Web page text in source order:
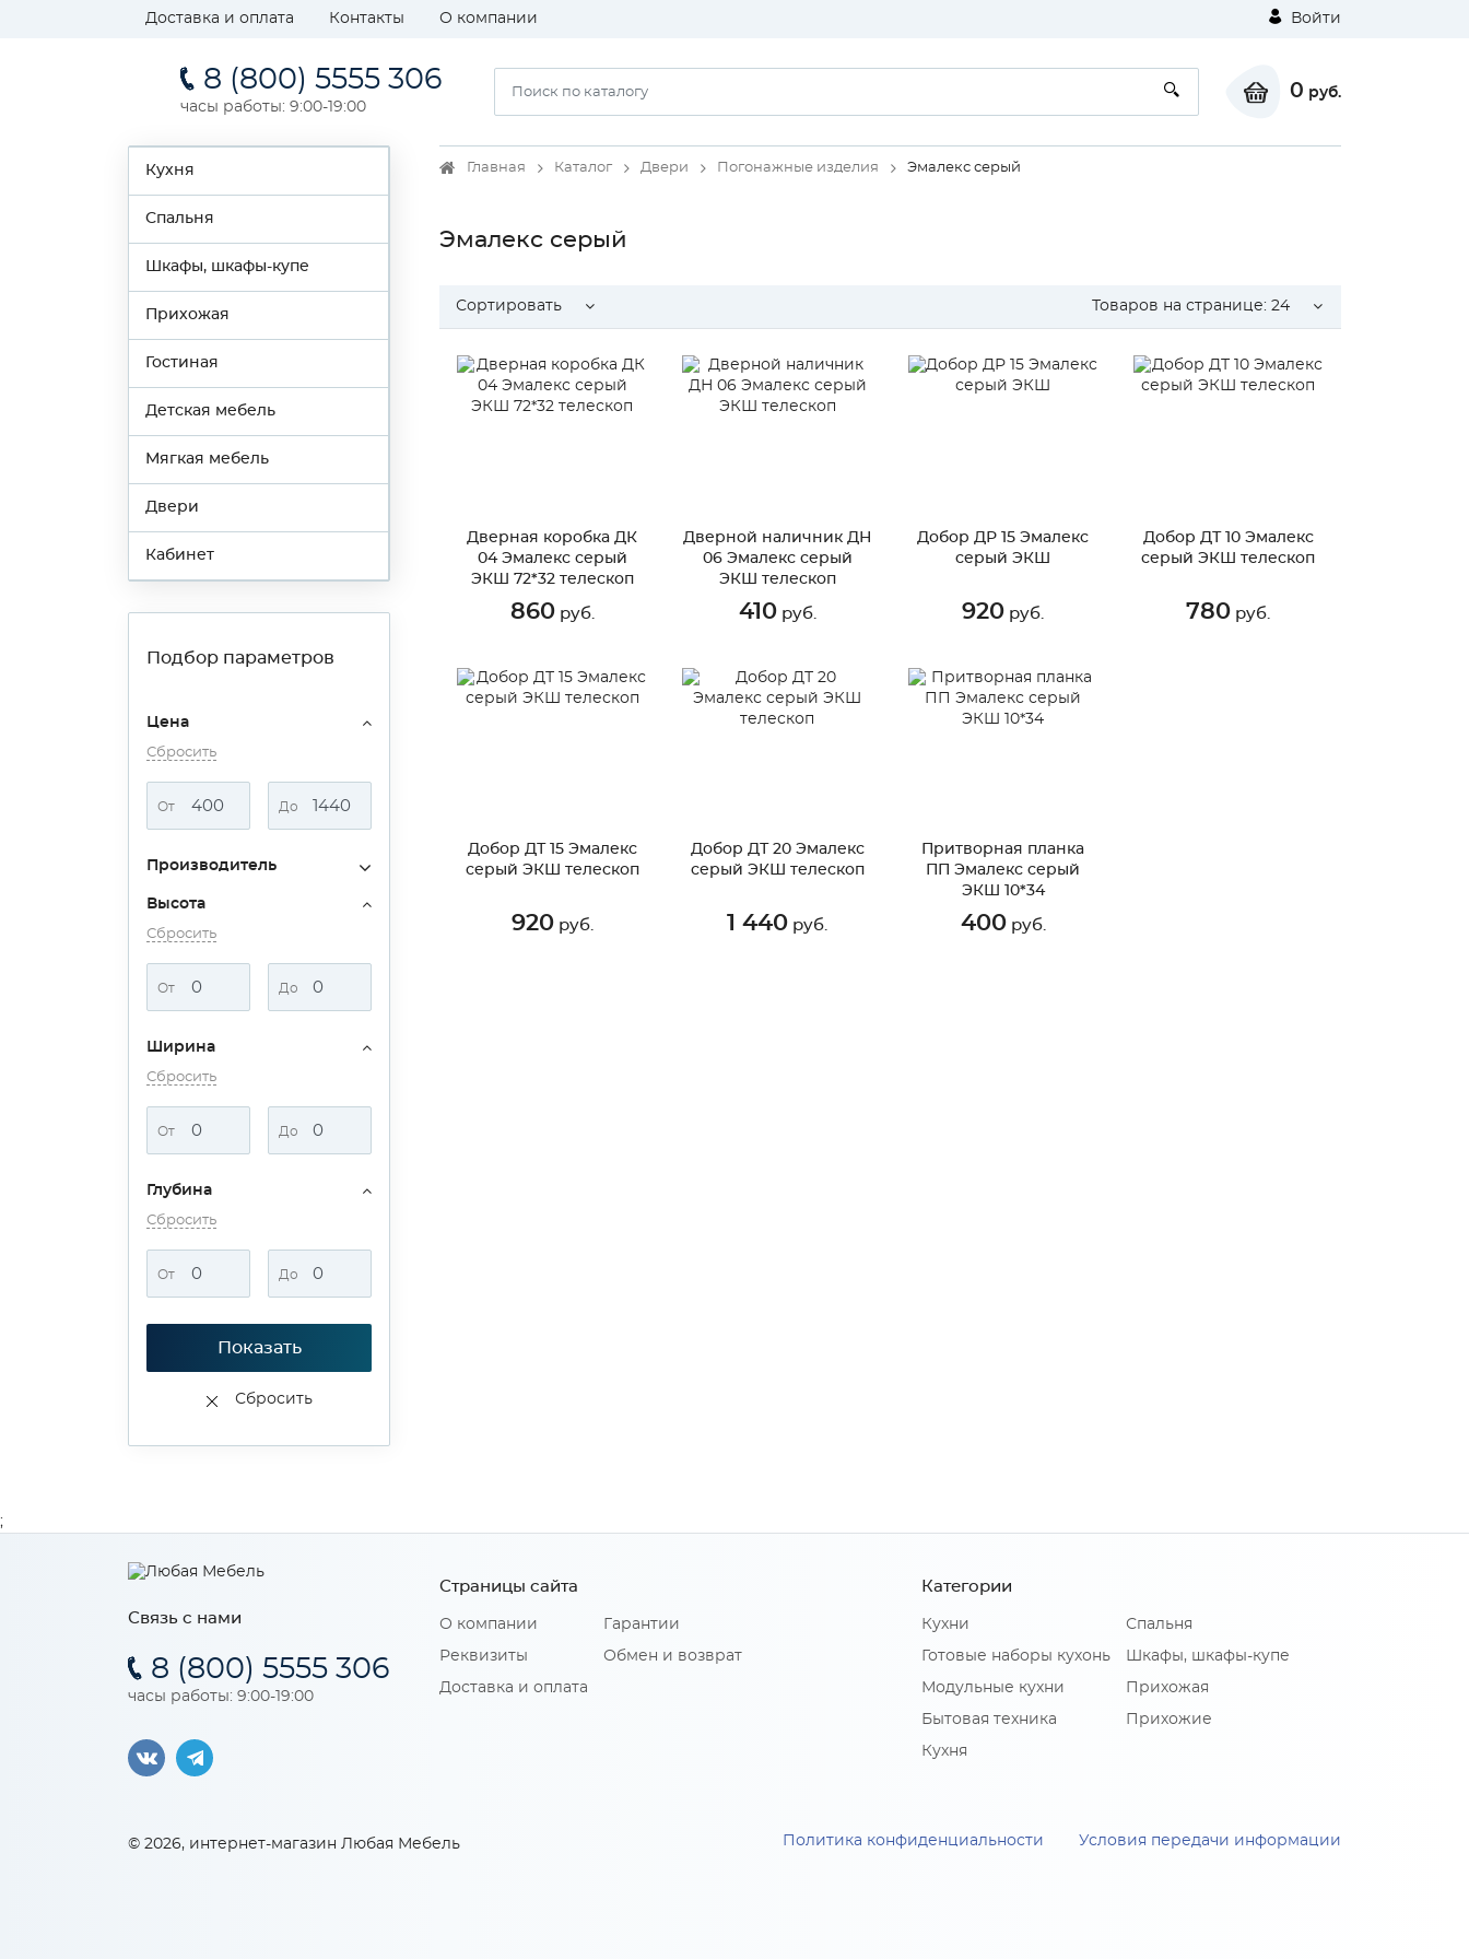
Доставка и оплата Контакты О компании Войти
8 (800) 5555 306
часы работы: 9:00-19:00
0 руб.
Кухня
Спальня
Шкафы, шкафы-купе
Прихожая
Гостиная
Детская мебель
Мягкая мебель
Двери
Кабинет
Подбор параметров
Цена
Сбросить
От До
Производитель
Высота
Сбросить
От До
Ширина
Сбросить
От До
Глубина
Сбросить
От До
Показать
Сбросить
Главная Каталог Двери Погонажные изделия Эмалекс серый
Эмалекс серый
Сортировать Товаров на странице: 24
Дверная коробка ДК
04 Эмалекс серый
ЭКШ 72*32 телескоп
860руб.
Дверной наличник ДН
06 Эмалекс серый
ЭКШ телескоп
410руб.
Добор ДР 15 Эмалекс
серый ЭКШ
920 руб.
Добор ДТ 10 Эмалекс
серый ЭКШ телескоп
780 руб.
Добор ДТ 15 Эмалекс
серый ЭКШ телескоп
920руб.
Добор ДТ 20 Эмалекс
серый ЭКШ телескоп
1 440 руб.
Притворная планка
ПП Эмалекс серый
ЭКШ 10*34
400руб.
Связь с нами
8 (800) 5555 306
часы работы: 9:00-19:00
Страницы сайта
О компании
Реквизиты
Доставка и оплата
Гарантии
Обмен и возврат
Категории
Кухни
Готовые наборы кухонь
Модульные кухни
Бытовая техника
Кухня
Спальня
Шкафы, шкафы-купе
Прихожая
Прихожие
© 2026, интернет-магазин Любая Мебель Политика конфиденциальности Условия передачи информации
;